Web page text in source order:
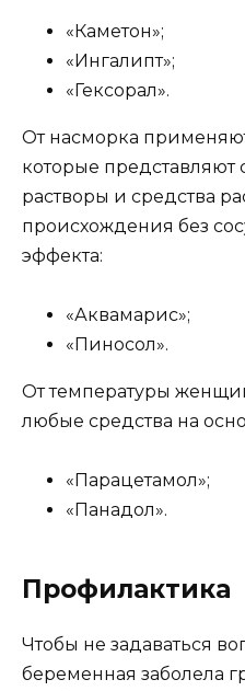
«Каметон»;
«Ингалипт»;
«Гексорал».
От насморка
которые представляют
растворы и средства
происхождения без
эффекта:
«Аквамарис»;
«Пиносол».
От температуры
любые средства на
«Парацетамол»;
«Панадол».
Профилактика
Чтобы не задаваться
беременная заболела